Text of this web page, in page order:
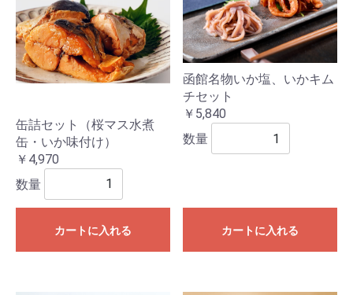
缶詰セット（桜マス水煮
缶・いか味付け）
￥4,970
数量
カートに入れる
函館名物いか塩、いかキム
チセット
￥5,840
数量
カートに入れる